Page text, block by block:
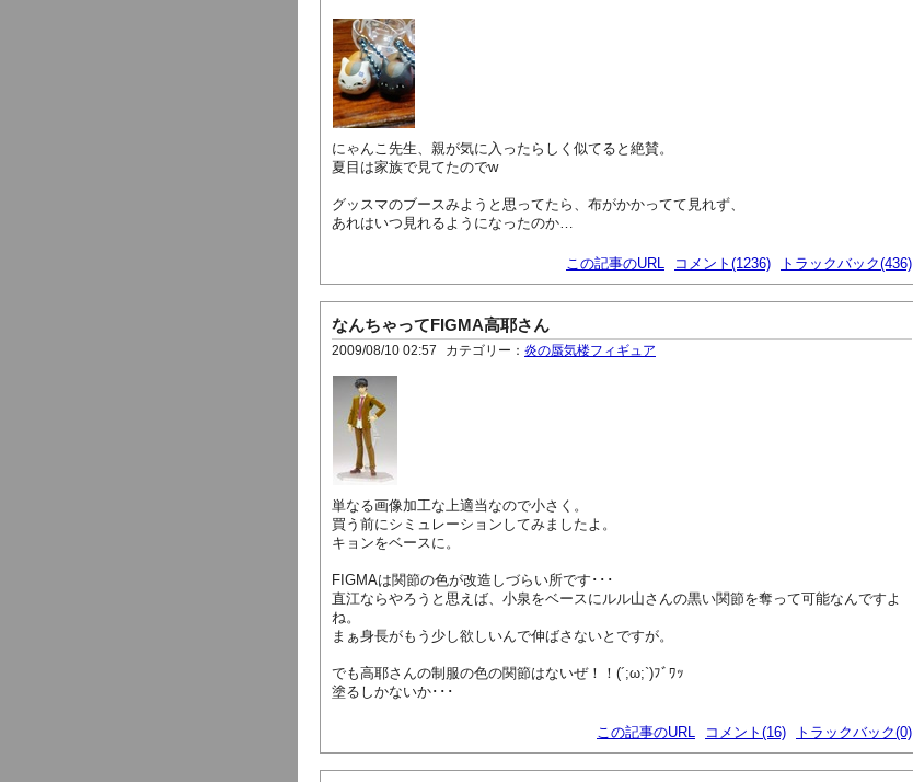
にゃんこ先生、親が気に入ったらしく似てると絶賛。
夏目は家族で見てたのでw
グッスマのブースみようと思ってたら、布がかかってて見れず、
あれはいつ見れるようになったのか…
この記事のURL コメント(1236) トラックバック(436)
なんちゃってFIGMA高耶さん
2009/08/10 02:57 カテゴリー： 炎の蜃気楼フィギュア
単なる画像加工な上適当なので小さく。
買う前にシミュレーションしてみましたよ。
キョンをベースに。
FIGMAは関節の色が改造しづらい所です･･･
直江ならやろうと思えば、小泉をベースにルル山さんの黒い関節を奪って可能なんですよ
ね。
まぁ身長がもう少し欲しいんで伸ばさないとですが。
でも高耶さんの制服の色の関節はないぜ！！(´;ω;`)ﾌﾞﾜｯ
塗るしかないか･･･
この記事のURL コメント(16) トラックバック(0)